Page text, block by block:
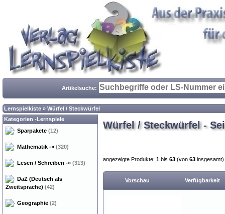
Artikelsuche:
Lernspielkiste » Würfel / Steckwürfel
Würfel / Steckwürfel -
angezeigte Produkte: 1 bis 63 (von 63 insgesamt)
Vorschau Verfügbarkeit
Kategorien -Lernspiele
Sparpakete (12)
Mathematik -» (320)
Lesen / Schreiben -» (313)
DaZ (Deutsch als
Zweitsprache) (42)
Geographie (2)